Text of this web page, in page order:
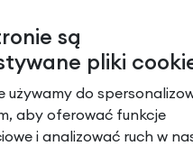
są
pliki
używamy do
aby oferować funkcje
i analizować ruch w